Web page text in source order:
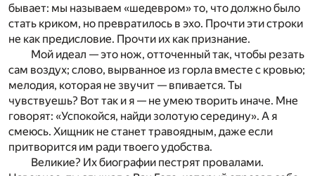
бывает: мы называем «шедевром» то, что должно было
стать криком, но превратилось в эхо. Прочти эти строки
не как предисловие. Прочти их как признание.
Мой идеал — это нож, отточенный так, чтобы резать
сам воздух; слово, вырванное из горла вместе с кровью;
мелодия, которая не звучит — впивается. Ты
чувствуешь? Вот так и я — не умею творить иначе. Мне
говорят: «Успокойся, найди золотую середину». А я
смеюсь. Хищник не станет травоядным, даже если
притворится им ради твоего удобства.
Великие? Их биографии пестрят провалами.